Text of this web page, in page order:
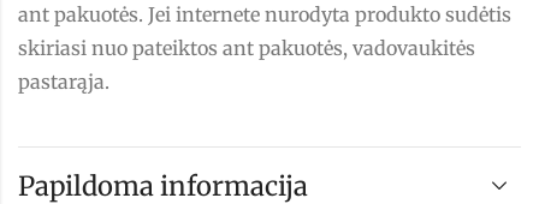
ant pakuotės. Jei internete nurodyta produkto sudėtis
skiriasi nuo pateiktos ant pakuotės, vadovaukitės
pastarąja.
Papildoma informacija